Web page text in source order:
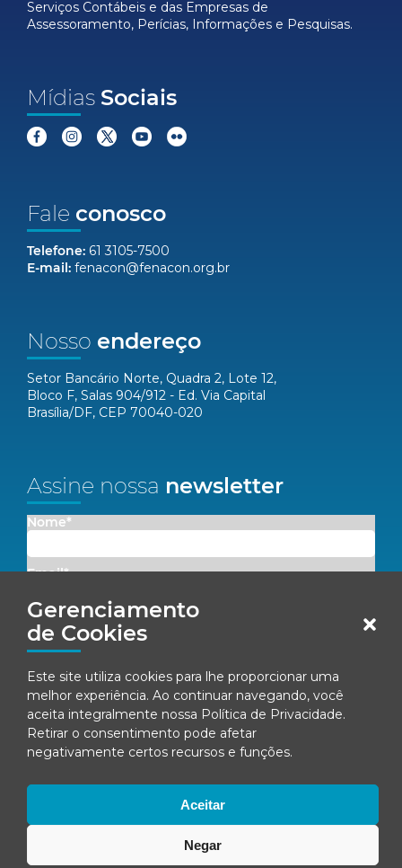
Gerenciamento
de Cookies
Este site utiliza cookies para lhe proporcionar uma
melhor experiência. Ao continuar navegando, você
aceita integralmente nossa Política de Privacidade.
Retirar o consentimento pode afetar
negativamente certos recursos e funções.
Aceitar
Negar
Serviços Contábeis e das Empresas de
Assessoramento, Perícias, Informações e Pesquisas.
Mídias Sociais
Fale conosco
Telefone: 61 3105-7500
E-mail: fenacon@fenacon.org.br
Nosso endereço
Setor Bancário Norte, Quadra 2, Lote 12,
Bloco F, Salas 904/912 - Ed. Via Capital
Brasília/DF, CEP 70040-020
Assine nossa newsletter
Nome*
Email*
Concordo em receber comunicações da Fenacon.
Ao se inscrever, você concorda com nossa Política de Privacidade
© Fenacon 2026
Todos os direitos reservados.